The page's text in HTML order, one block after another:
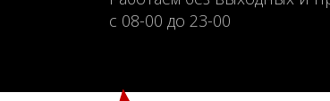
с 08-00 до 23-00